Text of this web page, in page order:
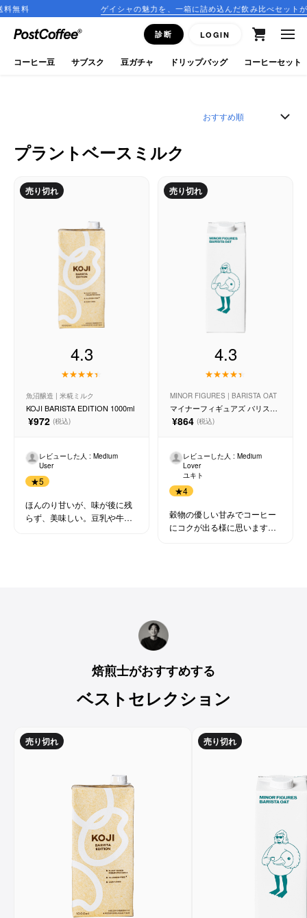
ゲイシャの魅力を、一箱に詰め込んだ飲み比べセットが登場
診断 LOGIN
close
ログイン
ドリップバッグ
コーヒーセット
ミルク・フード類
CFFBNS
ギフトセット
店舗情報
プラントベースミルク
売り切れ
4.3
魚沼醸造 | 米糀ミルク
KOJI BARISTA EDITION 1000ml
¥972 (税込)
レビューした人 : Medium
User
★5
ほんのり甘いが、味が後に残
らず、美味しい。豆乳や牛乳
売り切れ
4.3
MINOR FIGURES | BARISTA OAT
マイナーフィギュアズ バリスタ
オーツミルク 1000ml
¥864 (税込)
レビューした人 : Medium
Lover
ユキト
★4
穀物の優しい甘みでコーヒー
にコクが出る様に思います。
焙煎士がおすすめする
ベストセレクション
売り切れ 売り切れ
コーヒー豆 サブスク 豆ガチャ ドリップバッグ コーヒーセット